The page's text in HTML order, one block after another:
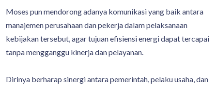
Moses pun mendorong adanya komunikasi yang baik antara
manajemen perusahaan dan pekerja dalam pelaksanaan
kebijakan tersebut, agar tujuan efisiensi energi dapat tercapai
tanpa mengganggu kinerja dan pelayanan.
Dirinya berharap sinergi antara pemerintah, pelaku usaha, dan